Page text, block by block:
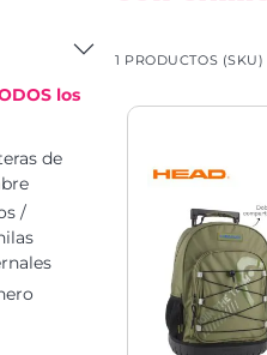
los
de
/
1 PRODUCTOS (SKU)